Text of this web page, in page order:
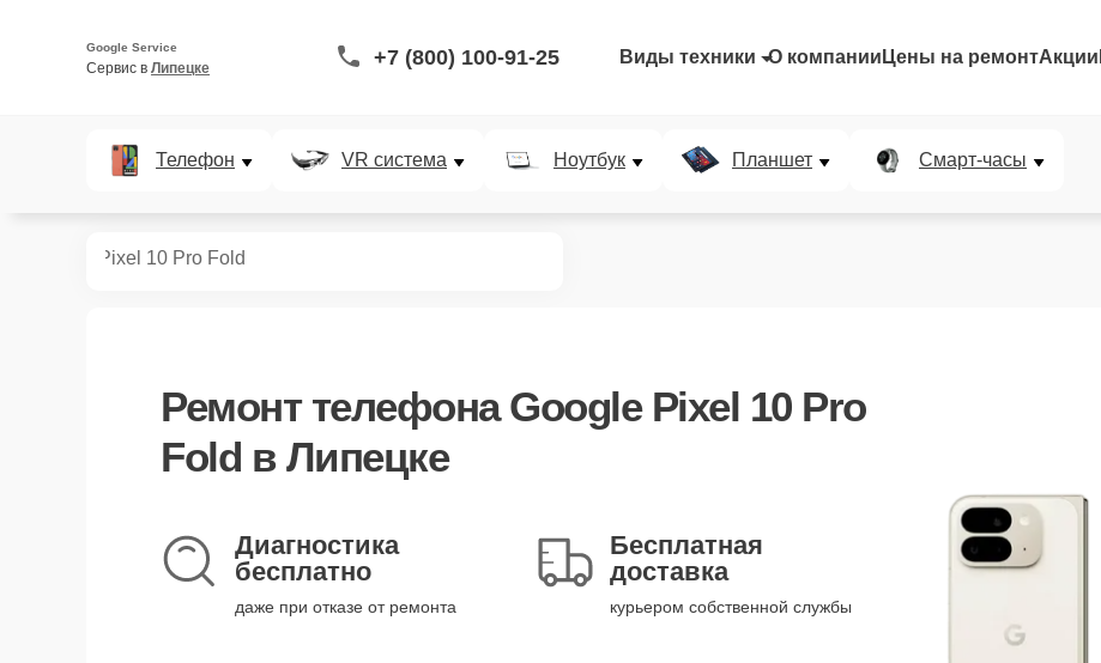
Google Service
Сервис в Липецке +7 (800) 100-91-25 Виды техники О компании Цены на ремонтАкции
Телефон VR система Ноутбук Планшет Смарт-часы
Pixel 10 Pro Fold
Ремонт телефона Google Pixel 10 Pro
Fold в Липецке
Диагностика
бесплатно
даже при отказе от ремонта
Бесплатная
доставка
курьером собственной службы